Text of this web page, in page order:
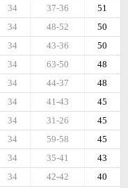
51
37-36
34
50
48-52
34
50
43-36
34
48
63-50
34
48
44-37
34
45
41-43
34
45
31-26
34
45
59-58
34
43
35-41
34
40
42-42
34